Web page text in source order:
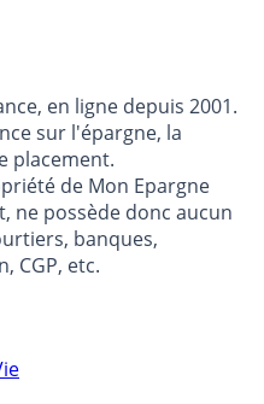
rémunérées, selon votre
en ligne depuis 2001.
sur l'épargne, la
placement.
de Mon Epargne
ne possède donc aucun
banques,
etc.